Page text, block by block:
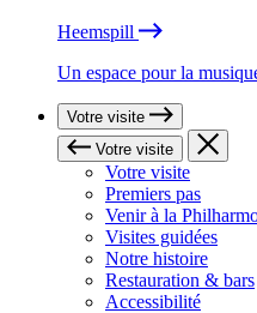
Heemspill
Un espace pour la
Votre visite
Votre visite
Votre visite
Premiers pas
Venir à la
Visites guidées
Notre histoire
Restauration & bars
Accessibilité